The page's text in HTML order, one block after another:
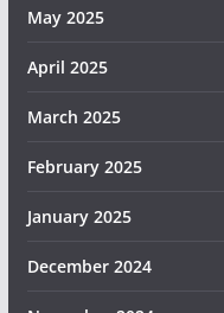
May 2025
April 2025
March 2025
February 2025
January 2025
December 2024